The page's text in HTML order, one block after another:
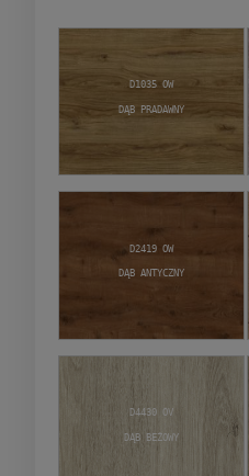
Dąb Pradawny
D1035 OW
Dąb Antyczny
D2419 OW
Dąb Beżowy
D4430 OV